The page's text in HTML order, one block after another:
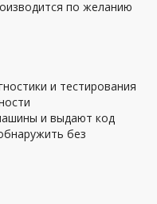
по желанию
и тестирования
и выдают код
без